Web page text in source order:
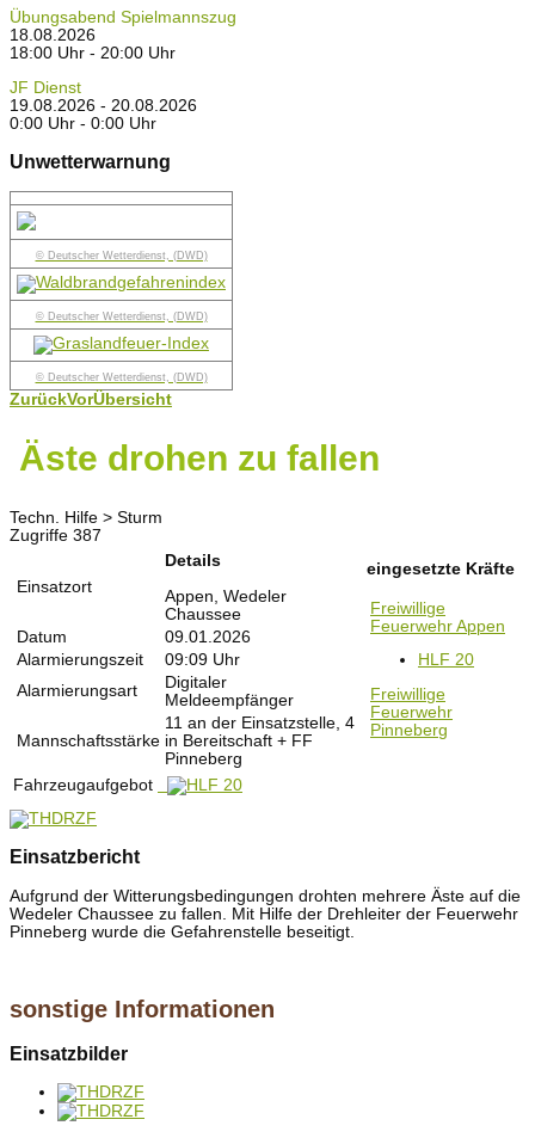
Übungsabend Spielmannszug
18.08.2026
18:00 Uhr - 20:00 Uhr
JF Dienst
19.08.2026 - 20.08.2026
0:00 Uhr - 0:00 Uhr
Unwetterwarnung
© Deutscher Wetterdienst, (DWD)
© Deutscher Wetterdienst, (DWD)
© Deutscher Wetterdienst, (DWD)
ZurückVorÜbersicht
Äste drohen zu fallen
Techn. Hilfe > Sturm
Zugriffe 387
Einsatzort
Details
Appen, Wedeler
Chaussee
Datum
09.01.2026
Alarmierungszeit
09:09 Uhr
Alarmierungsart
Digitaler
Meldeempfänger
Mannschaftsstärke
11 an der Einsatzstelle, 4
in Bereitschaft + FF
Pinneberg
eingesetzte Kräfte
Freiwillige
Feuerwehr Appen
HLF 20
Freiwillige
Feuerwehr
Pinneberg
Fahrzeugaufgebot
Einsatzbericht
Aufgrund der Witterungsbedingungen drohten mehrere Äste auf die
Wedeler Chaussee zu fallen. Mit Hilfe der Drehleiter der Feuerwehr
Pinneberg wurde die Gefahrenstelle beseitigt.
sonstige Informationen
Einsatzbilder